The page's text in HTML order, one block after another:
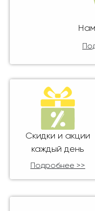
Скидки и акции
каждый день
Подробнее >>